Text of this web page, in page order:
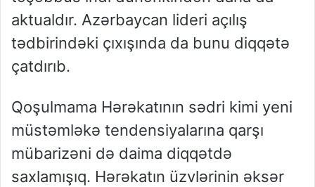
aktualdır. Azərbaycan lideri açılış
tədbirindəki çıxışında da bunu diqqətə
çatdırıb.
Qoşulmama Hərəkatının sədri kimi yeni
müstəmləkə tendensiyalarına qarşı
mübarizəni də daima diqqətdə
saxlamışıq. Hərəkatın üzvlərinin əksər